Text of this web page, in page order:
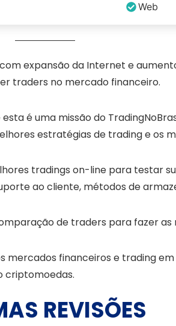
Web
expansão da Internet e
traders no mercado financeiro.
é uma missão do
estratégias de trading e os
tradings on-line para testar
ao cliente, métodos de
de traders para fazer as
financeiros e trading
criptomoedas.
REVISÕES